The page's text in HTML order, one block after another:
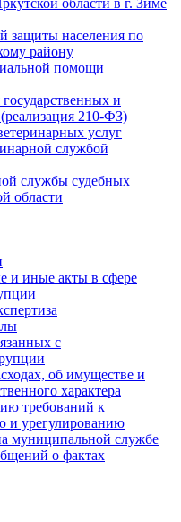
области в г. Зиме
защиты населения по
району
помощи
и
210-ФЗ)
услуг
службой
службы судебных
области
и иные акты в сфере
с
об имуществе и
характера
требований к
и урегулированию
муниципальной службе
о фактах